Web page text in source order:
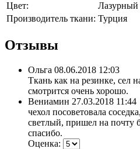
Цвет:
Лазурный
Производитель ткани: Турция
Отзывы
Ольга 08.06.2018 12:03
Ткань как на резинке, сел
смотрится очень хорошо.
Вениамин 27.03.2018 11:44
чехол посоветовала
светлый, пришел на почту
спасибо.
Оценка: